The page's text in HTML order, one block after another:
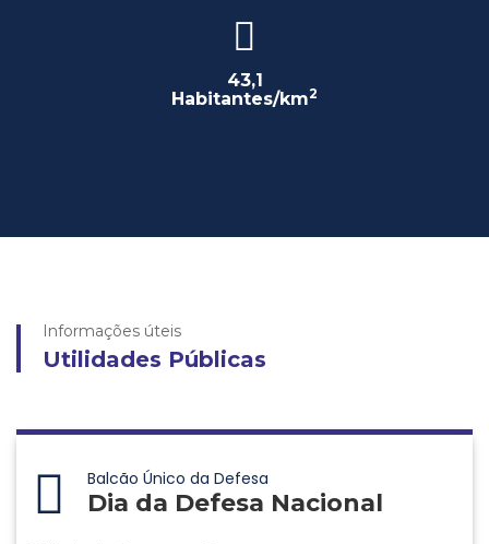
43,1
Habitantes/km2
Informações úteis
Utilidades Públicas
Balcão Único da Defesa
Dia da Defesa Nacional